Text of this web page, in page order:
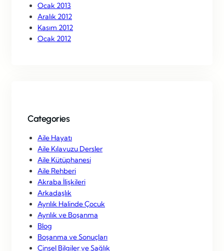
Ocak 2013
Aralık 2012
Kasım 2012
Ocak 2012
Categories
Aile Hayatı
Aile Kılavuzu Dersler
Aile Kütüphanesi
Aile Rehberi
Akraba İlişkileri
Arkadaşlık
Ayrılık Halinde Çocuk
Ayrılık ve Boşanma
Blog
Boşanma ve Sonuçları
Cinsel Bilgiler ve Sağlık